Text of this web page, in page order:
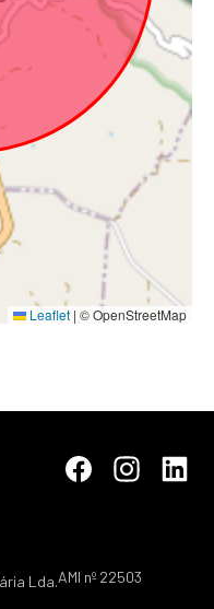
Leaflet | © OpenStreetMap
Lda.AMI nº 22503